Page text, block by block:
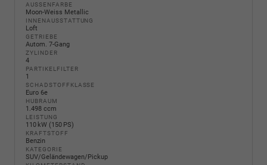
AUSSENFARBE
Moon-Weiss Metallic
INNENAUSSTATTUNG
Loft
GETRIEBE
Autom. 7-Gang
ZYLINDER
4
PARTIKELFILTER
1
SCHADSTOFFKLASSE
Euro 6e
HUBRAUM
1.498 ccm
LEISTUNG
110 kW (150 PS)
KRAFTSTOFF
Benzin
KATEGORIE
SUV/Geländewagen/Pickup